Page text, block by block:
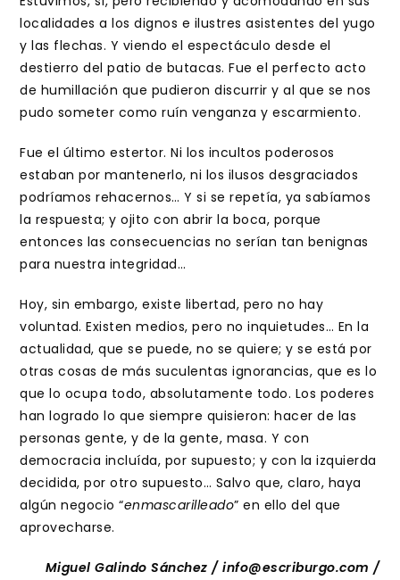
localidades a los dignos e ilustres asistentes del yugo
y las flechas. Y viendo el espectáculo desde el
destierro del patio de butacas. Fue el perfecto acto
de humillación que pudieron discurrir y al que se nos
pudo someter como ruín venganza y escarmiento.
Fue el último estertor. Ni los incultos poderosos
estaban por mantenerlo, ni los ilusos desgraciados
podríamos rehacernos… Y si se repetía, ya sabíamos
la respuesta; y ojito con abrir la boca, porque
entonces las consecuencias no serían tan benignas
para nuestra integridad…
Hoy, sin embargo, existe libertad, pero no hay
voluntad. Existen medios, pero no inquietudes… En la
actualidad, que se puede, no se quiere; y se está por
otras cosas de más suculentas ignorancias, que es lo
que lo ocupa todo, absolutamente todo. Los poderes
han logrado lo que siempre quisieron: hacer de las
personas gente, y de la gente, masa. Y con
democracia incluída, por supuesto; y con la izquierda
decidida, por otro supuesto… Salvo que, claro, haya
algún negocio “enmascarilleado” en ello del que
aprovecharse.
Miguel Galindo Sánchez / info@escriburgo.com /